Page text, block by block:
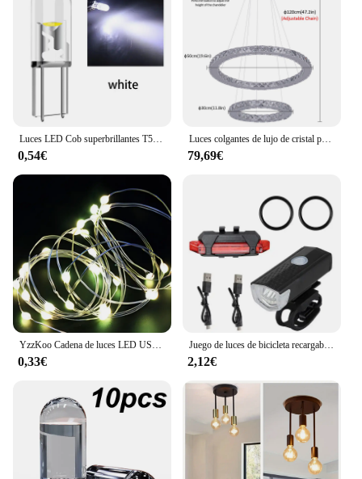
Luces LED Cob superbrillantes T5 para tablero de instrumentos, indicador de advertencia de coche, lámpara de grupo, 10 piezas, novedad
0,54€
Luces colgantes de lujo de cristal para sala de estar, lámpara de araña con Control remoto, dormitorio, comedor, accesorios de iluminación colgantes inteligentes
79,69€
YzzKoo Cadena de luces LED USB, alambre plateado de cobre, guirnalda de luces LED impermeables, luces de hadas para Navidad, decoración de fiesta de boda
0,33€
Juego de luces de bicicleta recargables por USB, luz delantera con luz trasera, fácil de instalar, 3 modos, accesorios para bicicleta
2,12€